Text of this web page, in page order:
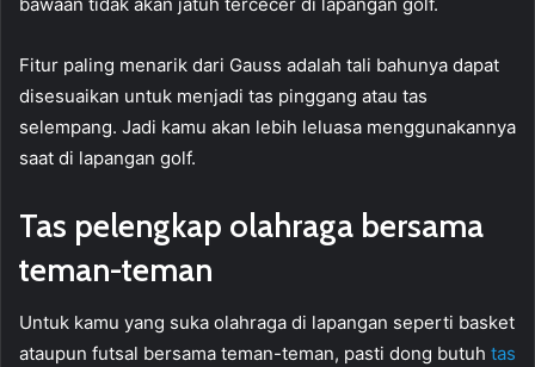
Fitur paling menarik dari Gauss adalah tali bahunya dapat
disesuaikan untuk menjadi tas pinggang atau tas
selempang. Jadi kamu akan lebih leluasa menggunakannya
saat di lapangan golf.
Tas pelengkap olahraga bersama
teman-teman
Untuk kamu yang suka olahraga di lapangan seperti basket
ataupun futsal bersama teman-teman, pasti dong butuh tas